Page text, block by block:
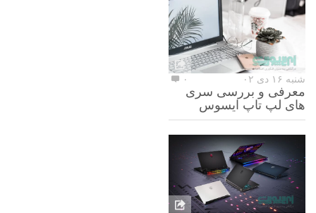
شنبه ۱۶ دی ۰۲ ۰
معرفی و بررسی سری
های لپ تاپ ایسوس